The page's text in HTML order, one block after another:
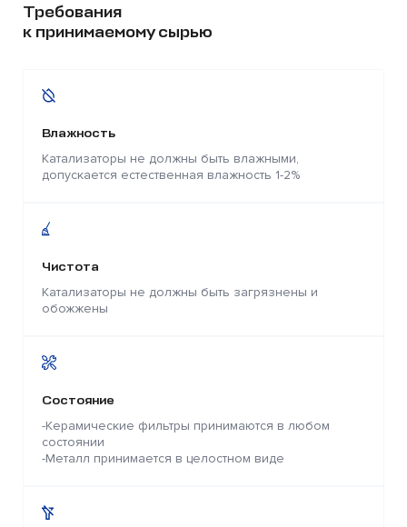
Требования
к принимаемому сырью
Влажность
Катализаторы не должны быть влажными,
допускается естественная влажность 1-2%
Чистота
Катализаторы не должны быть загрязнены и
обожжены
Состояние
-Керамические фильтры принимаются в любом
состоянии
-Металл принимается в целостном виде